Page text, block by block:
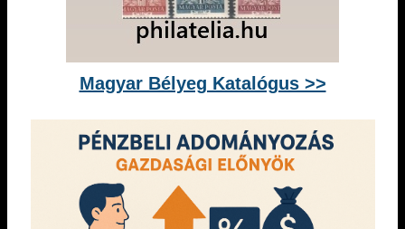
Magyar Bélyeg Katalógus >>